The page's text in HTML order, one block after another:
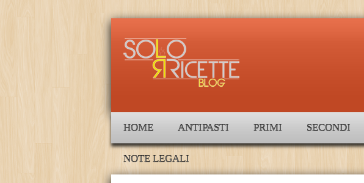
HOME ANTIPASTI PRIMI SECONDI
NOTE LEGALI